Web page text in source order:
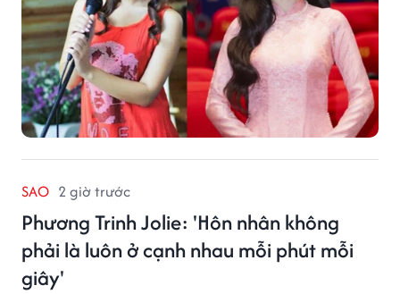
SAO 2 giờ trước
Phương Trinh Jolie: 'Hôn nhân không
phải là luôn ở cạnh nhau mỗi phút mỗi
giây'